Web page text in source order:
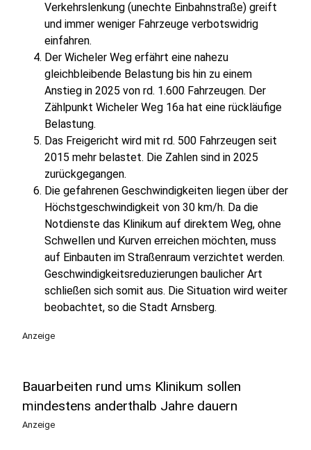
Verkehrslenkung (unechte Einbahnstraße) greift
und immer weniger Fahrzeuge verbotswidrig
einfahren.
Der Wicheler Weg erfährt eine nahezu
gleichbleibende Belastung bis hin zu einem
Anstieg in 2025 von rd. 1.600 Fahrzeugen. Der
Zählpunkt Wicheler Weg 16a hat eine rückläufige
Belastung.
Das Freigericht wird mit rd. 500 Fahrzeugen seit
2015 mehr belastet. Die Zahlen sind in 2025
zurückgegangen.
Die gefahrenen Geschwindigkeiten liegen über der
Höchstgeschwindigkeit von 30 km/h. Da die
Notdienste das Klinikum auf direktem Weg, ohne
Schwellen und Kurven erreichen möchten, muss
auf Einbauten im Straßenraum verzichtet werden.
Geschwindigkeitsreduzierungen baulicher Art
schließen sich somit aus. Die Situation wird weiter
beobachtet, so die Stadt Arnsberg.
Anzeige
Bauarbeiten rund ums Klinikum sollen
mindestens anderthalb Jahre dauern
Anzeige